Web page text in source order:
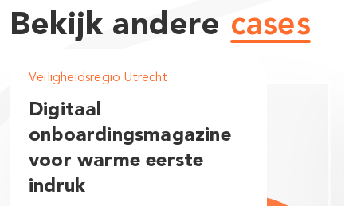
Bekijk andere cases
Veiligheidsregio Utrecht
Digitaal
onboardingsmagazine
voor warme eerste
indruk